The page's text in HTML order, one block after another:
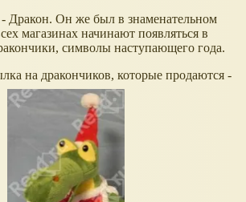
Дракон. Он же был в знаменательном
магазинах начинают появляться в
символы наступающего года.
на дракончиков, которые продаются -